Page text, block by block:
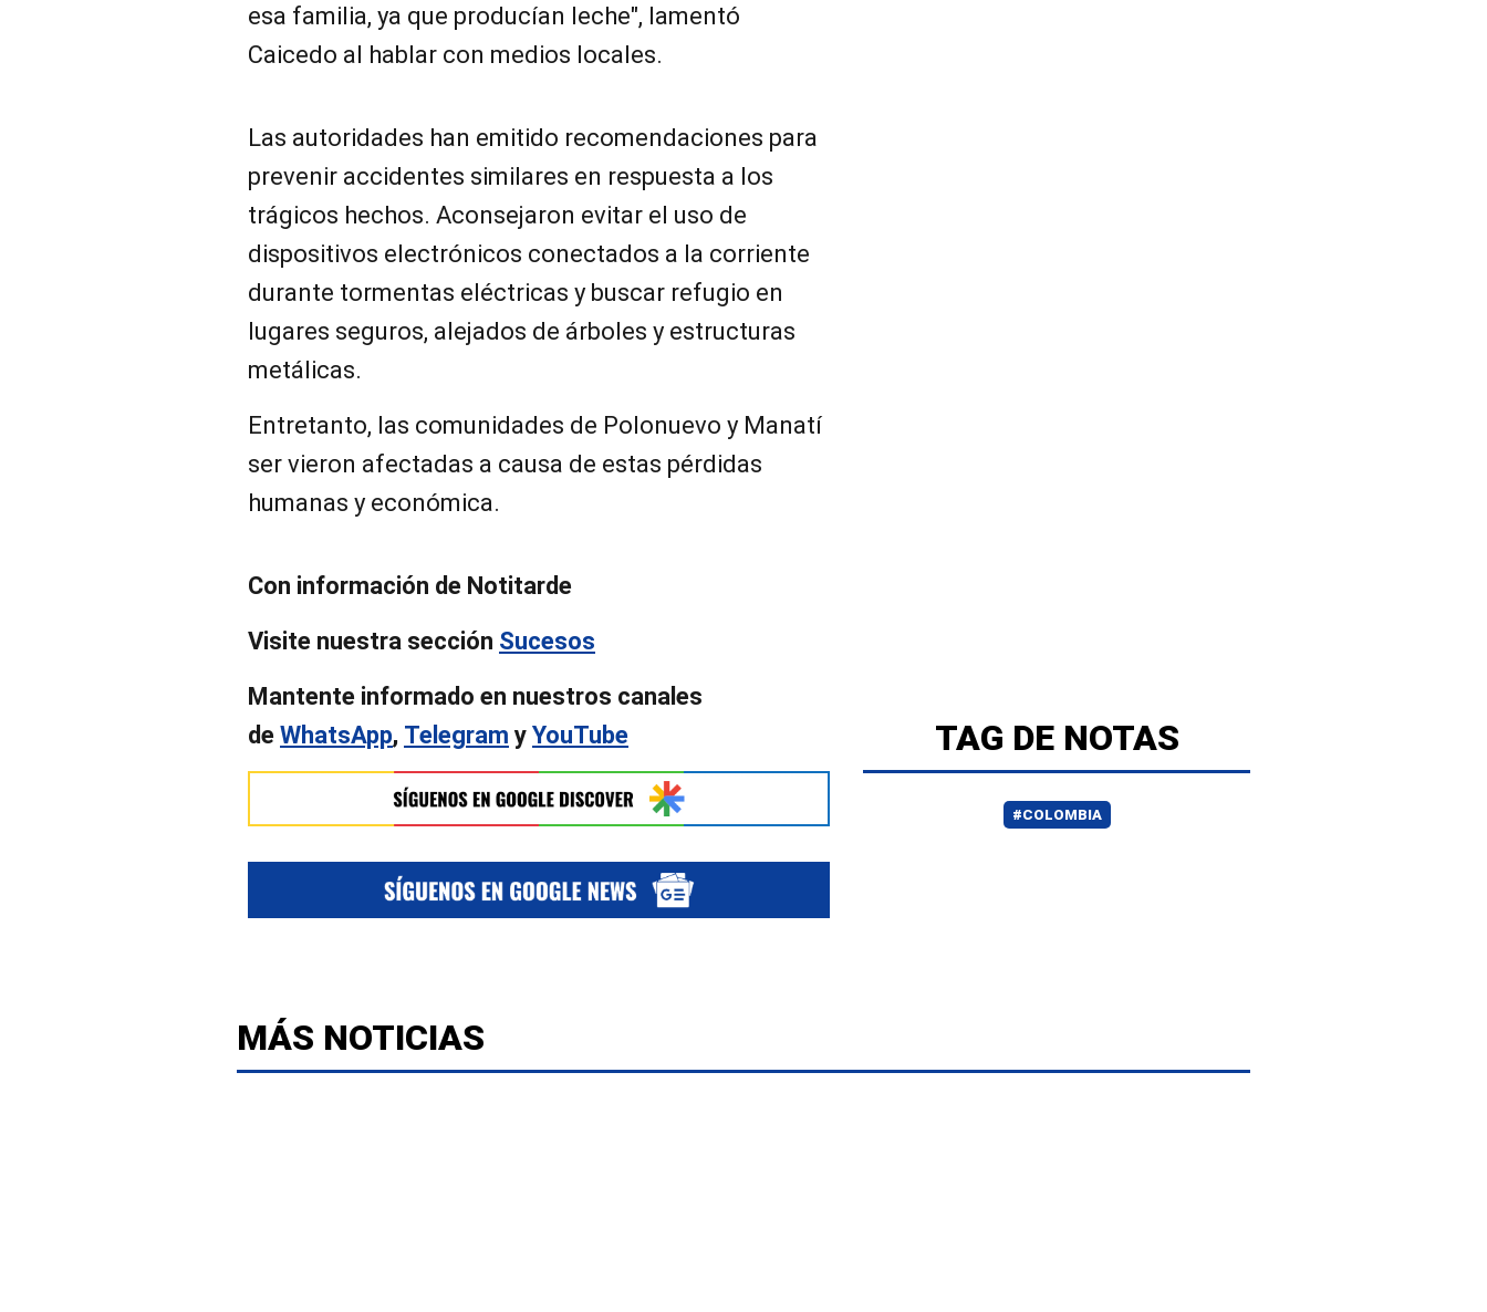
esa familia, ya que producían leche", lamentó
Caicedo al hablar con medios locales.
Las autoridades han emitido recomendaciones para
prevenir accidentes similares en respuesta a los
trágicos hechos. Aconsejaron evitar el uso de
dispositivos electrónicos conectados a la corriente
durante tormentas eléctricas y buscar refugio en
lugares seguros, alejados de árboles y estructuras
metálicas.
Entretanto, las comunidades de Polonuevo y Manatí
ser vieron afectadas a causa de estas pérdidas
humanas y económica.
Con información de Notitarde
Visite nuestra sección Sucesos
Mantente informado en nuestros canales
de WhatsApp, Telegram y YouTube TAG DE NOTAS
#COLOMBIA
MÁS NOTICIAS